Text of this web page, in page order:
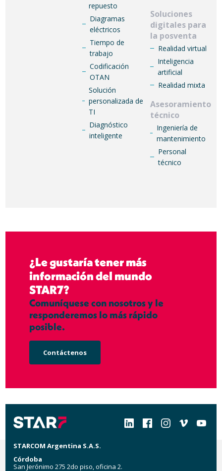
repuesto
Diagramas
eléctricos
Tiempo de
trabajo
Codificación
OTAN
Solución
personalizada de
TI
Diagnóstico
inteligente
Soluciones
digitales para
la posventa
Realidad virtual
Inteligencia
artificial
Realidad mixta
Asesoramiento
técnico
Ingeniería de
mantenimiento
Personal
técnico
¿Le gustaría tener más
información del mundo
STAR7?
Comuníquese con nosotros y le
responderemos lo más rápido
posible.
Contáctenos
Social
STARCOM Argentina S.A.S.
Córdoba
San Jerónimo 275 2do piso, oficina 2.